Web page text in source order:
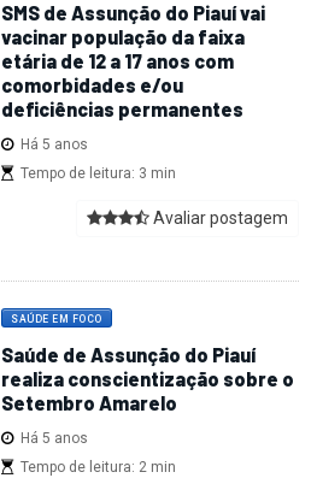
SMS de Assunção do Piauí vai
vacinar população da faixa
etária de 12 a 17 anos com
comorbidades e/ou
deficiências permanentes
Há 5 anos
Tempo de leitura: 3 min
Avaliar postagem
SAÚDE EM FOCO
Saúde de Assunção do Piauí
realiza conscientização sobre o
Setembro Amarelo
Há 5 anos
Tempo de leitura: 2 min